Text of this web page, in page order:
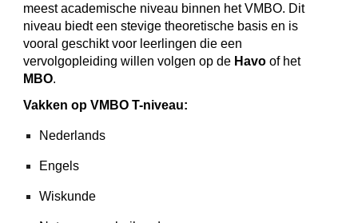
meest academische niveau binnen het VMBO. Dit
niveau biedt een stevige theoretische basis en is
vooral geschikt voor leerlingen die een
vervolgopleiding willen volgen op de Havo of het
MBO.
Vakken op VMBO T-niveau:
Nederlands
Engels
Wiskunde